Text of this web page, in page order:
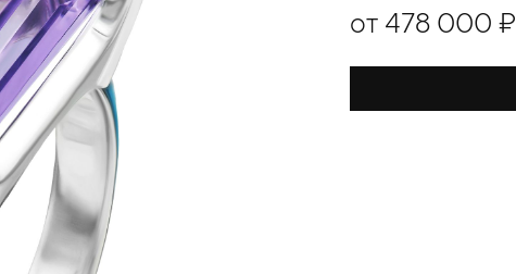
от 478 000 ₽